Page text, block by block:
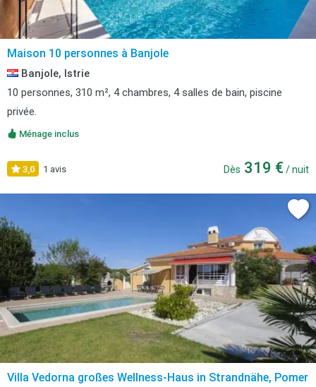
Maison 10 personnes à Banjole
Banjole, Istrie
10 personnes, 310 m², 4 chambres, 4 salles de bain, piscine
privée.
Ménage inclus
3,0 1 avis Dès 319 € / nuit
Villa Vedorna großes Wellness-Haus in Strandnähe, Pomer